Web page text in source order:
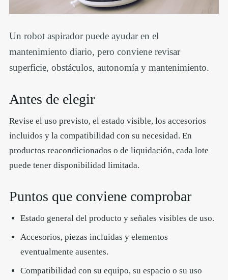
Un robot aspirador puede ayudar en el
mantenimiento diario, pero conviene revisar
superficie, obstáculos, autonomía y mantenimiento.
Antes de elegir
Revise el uso previsto, el estado visible, los accesorios
incluidos y la compatibilidad con su necesidad. En
productos reacondicionados o de liquidación, cada lote
puede tener disponibilidad limitada.
Puntos que conviene comprobar
Estado general del producto y señales visibles de uso.
Accesorios, piezas incluidas y elementos
eventualmente ausentes.
Compatibilidad con su equipo, su espacio o su uso